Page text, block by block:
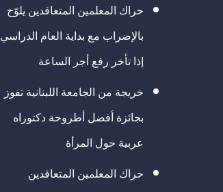
حراك المعلمين المتعاقدين يلوّح
بالإضراب مع بداية العام الدراسي
إذا تأخر رفع أجر الساعة
خريجة من الجامعة اللبنانية تفوز
بجائزة أفضل أطروحة دكتوراه
عربية حول المرأة
حراك المعلمين المتعاقدين